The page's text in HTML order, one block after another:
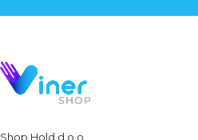
Shop Hold d.o.o.